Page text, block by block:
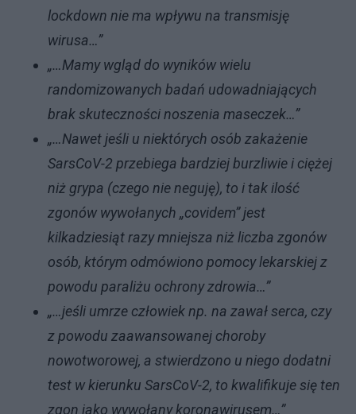
lockdown nie ma wpływu na transmisję
wirusa…”
„…Mamy wgląd do wyników wielu
randomizowanych badań udowadniających
brak skuteczności noszenia maseczek…”
„…Nawet jeśli u niektórych osób zakażenie
SarsCoV-2 przebiega bardziej burzliwie i ciężej
niż grypa (czego nie neguję), to i tak ilość
zgonów wywołanych „covidem” jest
kilkadziesiąt razy mniejsza niż liczba zgonów
osób, którym odmówiono pomocy lekarskiej z
powodu paraliżu ochrony zdrowia…”
„…jeśli umrze człowiek np. na zawał serca, czy
z powodu zaawansowanej choroby
nowotworowej, a stwierdzono u niego dodatni
test w kierunku SarsCoV-2, to kwalifikuje się ten
zgon jako wywołany koronawirusem…”